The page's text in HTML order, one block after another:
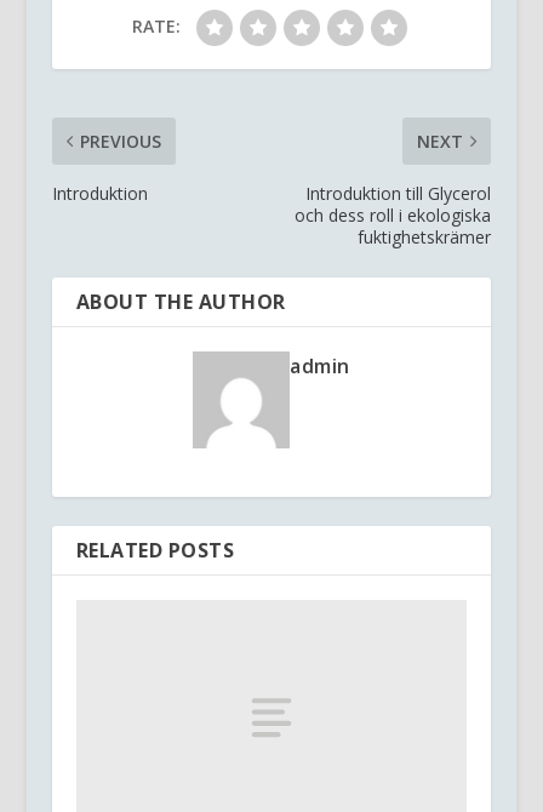
RATE:
PREVIOUS
Introduktion
NEXT
Introduktion till Glycerol
och dess roll i ekologiska
fuktighetskrämer
ABOUT THE AUTHOR
admin
RELATED POSTS